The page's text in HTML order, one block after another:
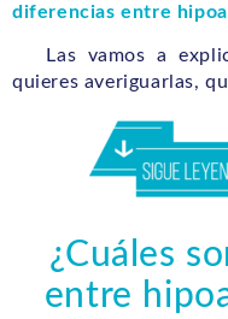
diferencias entre
Las vamos a
quieres averiguarlas,
¿Cuáles
entre